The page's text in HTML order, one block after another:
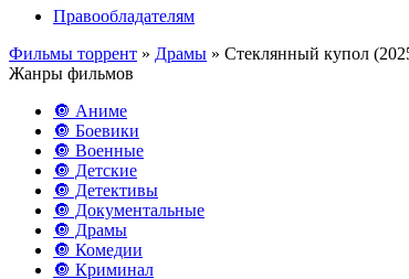
Правообладателям
Фильмы торрент » Драмы » Стеклянный купол
Жанры фильмов
🔘 Аниме
🔘 Боевики
🔘 Военные
🔘 Детские
🔘 Детективы
🔘 Документальные
🔘 Драмы
🔘 Комедии
🔘 Криминал